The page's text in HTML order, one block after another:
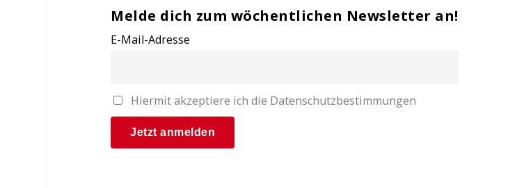
Melde dich zum wöchentlichen Newsletter an!
E-Mail-Adresse
Hiermit akzeptiere ich die Datenschutzbestimmungen